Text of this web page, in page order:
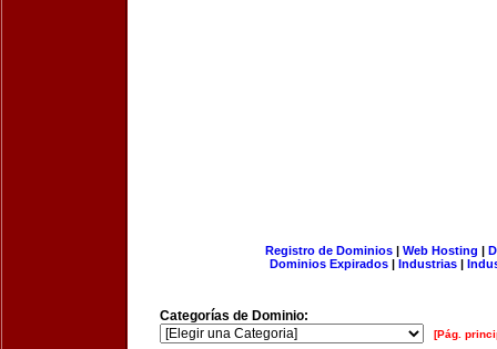
Registro de Dominios| Web Hosting |
Dominios Expirados | Industrias |
Categorías de Dominio:
[Pág.